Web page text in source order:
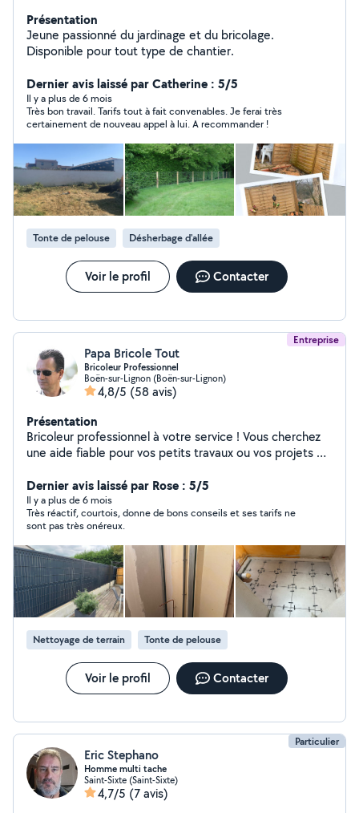
Présentation
Jeune passionné du jardinage et du bricolage.
Disponible pour tout type de chantier.
Dernier avis laissé par Catherine : 5/5
Il y a plus de 6 mois
Très bon travail. Tarifs tout à fait convenables. Je ferai très
certainement de nouveau appel à lui. A recommander !
Tonte de pelouse Désherbage d'allée
Voir le profil Contacter
Entreprise
Papa Bricole Tout
Bricoleur Professionnel
Boën-sur-Lignon (Boën-sur-Lignon)
4,8/5 (58 avis)
Présentation
Bricoleur professionnel à votre service ! Vous cherchez
une aide fiable pour vos petits travaux ou vos projets de
prends en charge une large gamme de missions à
domicile, ponctuelles ou régulières : bricolage, montage
de meubles, dépannage, nettoyage, petit jardinage, et
bien plus encore # Pourquoi me choisir ? - Intervention
rapide et adaptée à vos besoins - Souplesse : je
m'organise selon votre emploi du temps - Équipement
complet : j'apporte le matériel nécessaire pour tous vos
petits travaux # Mes domaines de compétences : -
Électricité : dépannage, installation, luminaires -
Plomberie : réparations, fuites, remplacement - Peinture
: murs, plafonds, finitions soignées - Revêtements de sol
: parquet, carrelage, moquette - Cloisons : montage,
réparation, aménagements - Jardinage : entretien, taille,
petites plantations - Électroménager : installation,
Dernier avis laissé par Rose : 5/5
Il y a plus de 6 mois
Très réactif, courtois, donne de bons conseils et ses tarifs ne
sont pas très onéreux.
Nettoyage de terrain Tonte de pelouse
Voir le profil Contacter
Particulier
Eric Stephano
Homme multi tache
Saint-Sixte (Saint-Sixte)
4,7/5 (7 avis)